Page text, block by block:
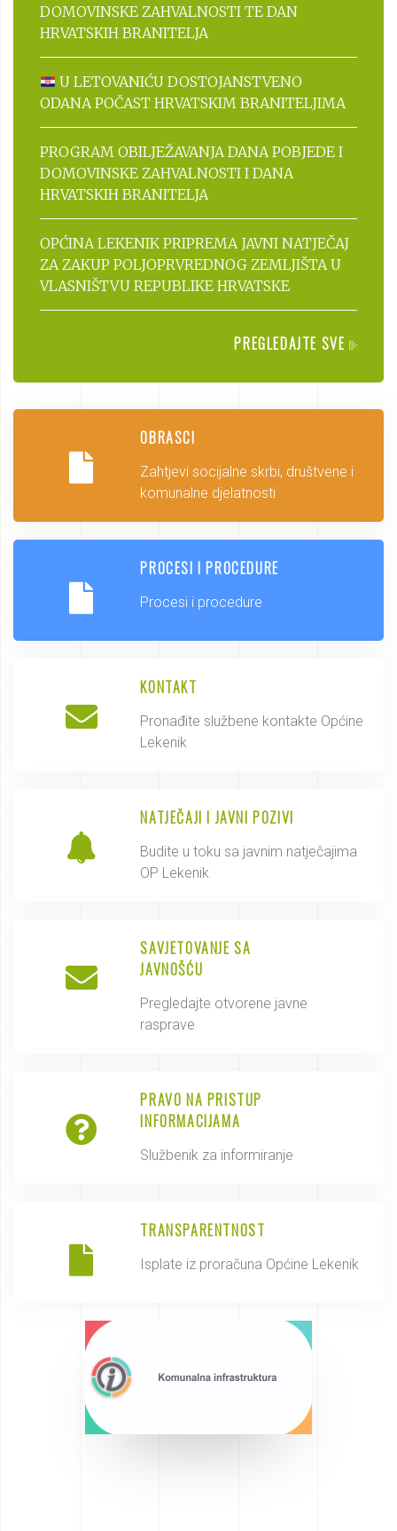
DOMOVINSKE ZAHVALNOSTI TE DAN
HRVATSKIH BRANITELJA
U LETOVANIĆU DOSTOJANSTVENO
ODANA POČAST HRVATSKIM BRANITELJIMA
PROGRAM OBILJEŽAVANJA DANA POBJEDE I
DOMOVINSKE ZAHVALNOSTI I DANA
HRVATSKIH BRANITELJA
OPĆINA LEKENIK PRIPREMA JAVNI NATJEČAJ
ZA ZAKUP POLJOPRVREDNOG ZEMLJIŠTA U
VLASNIŠTVU REPUBLIKE HRVATSKE
PREGLEDAJTE SVE
OBRASCI
Zahtjevi socijalne skrbi, društvene i
komunalne djelatnosti
PROCESI I PROCEDURE
Procesi i procedure
KONTAKT
Pronađite službene kontakte Općine
Lekenik
NATJEČAJI I JAVNI POZIVI
Budite u toku sa javnim natječajima
OP Lekenik
SAVJETOVANJE SA
JAVNOŠĆU
Pregledajte otvorene javne
rasprave
PRAVO NA PRISTUP
INFORMACIJAMA
Službenik za informiranje
TRANSPARENTNOST
Isplate iz proračuna Općine Lekenik